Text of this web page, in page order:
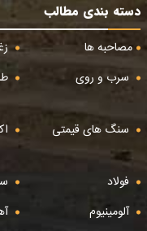
دسته بندی مطالب
مصاحبه ها
سرب و روی
سنگ های قیمتی
فولاد
آلومینیوم